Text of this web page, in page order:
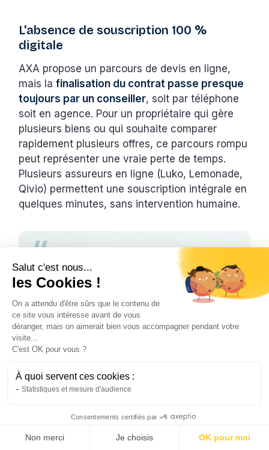
L'absence de souscription 100 %
digitale
AXA propose un parcours de devis en ligne,
mais lafinalisation du contrat passe presque
toujours par un conseiller, soit par téléphone
soit en agence. Pour un propriétaire qui gère
plusieurs biens ou qui souhaite comparer
rapidement plusieurs offres, ce parcours rompu
peut représenter une vraie perte de temps.
Plusieurs assureurs en ligne (Luko, Lemonade,
Qivio) permettent une souscription intégrale en
quelques minutes, sans intervention humaine.
L'offre AXA Ma Maison reste solide sur
le fond : plafond RC à 20 millions,
indemnisation sans déduction de
vétusté en option, réseau d'agences
étendu. Mais pour un propriétaire
bailleur qui veut comparer son tarif en
parcours d'AXA est aujourd'hui
plafonnée à 6 mois reste un vrai
différentiel face aux mutualistes qui
Océane Ubaghs
Salut c'est nous...
les Cookies !
On a attendu d'être sûrs que le contenu de
ce site vous intéresse avant de vous
déranger, mais on aimerait bien vous accompagner pendant votre
visite...
C'est OK pour vous ?
À quoi servent ces cookies :
Statistiques et mesure d'audience
Consentements certifiés par
Non merci Je choisis OK pour moi